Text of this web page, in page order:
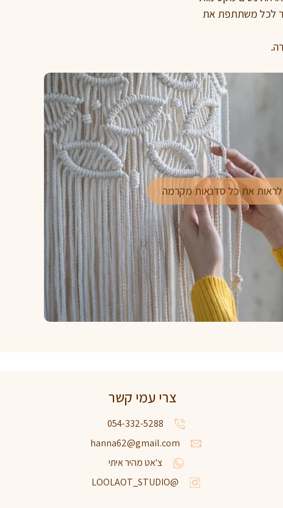
לכל משתתפת את
לראות את כל סדנאות מקרמה
צרי עמי קשר
054-332-5288
hanna62@gmail.com
צ'אט מהיר איתי
@LOOLAOT_STUDIO